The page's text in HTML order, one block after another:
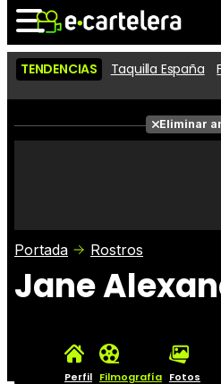
Noticias
Críticas
TENDENCIAS Taquilla España
Eliminar
Portada Rostros
Jane
Perfil Filmografía Fotos